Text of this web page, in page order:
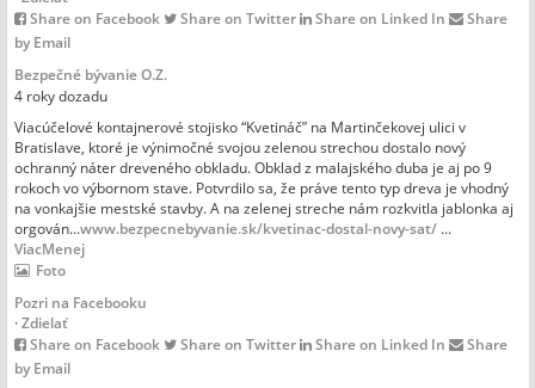
Share on Facebook
Share on Twitter Share on Linked In
Share
by Email
Bezpečné bývanie O.Z.
4 roky dozadu
Viacúčelové kontajnerové stojisko “Kvetináč” na Martinčekovej ulici v
Bratislave, ktoré je výnimočné svojou zelenou strechou dostalo nový
ochranný náter dreveného obkladu. Obklad z malajského duba je aj po 9
rokoch vo výbornom stave. Potvrdilo sa, že práve tento typ dreva je vhodný
na vonkajšie mestské stavby. A na zelenej streche nám rozkvitla jablonka aj
orgován...www.bezpecnebyvanie.sk/kvetinac-dostal-novy-sat/ ...
ViacMenej
Foto
Pozri na Facebooku
·Zdielať
Share on Facebook
Share on Twitter Share on Linked In
Share
by Email